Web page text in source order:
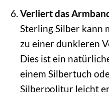
Verliert das
Sterling Silber kann
zu einer dunkleren
Dies ist ein
einem Silbertuch
Silberpolitur leicht